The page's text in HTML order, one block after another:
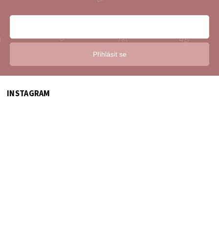
INSTAGRAM
Přihlásit se